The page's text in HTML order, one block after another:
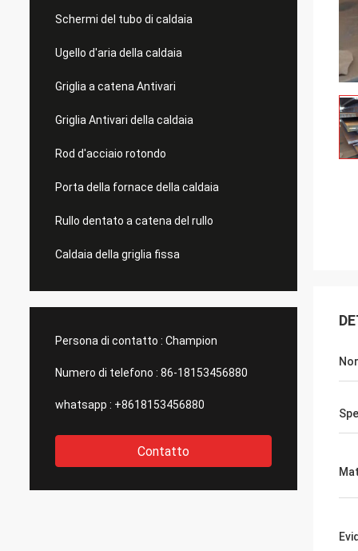
Schermi del tubo di caldaia
Ugello d'aria della caldaia
Griglia a catena Antivari
Griglia Antivari della caldaia
Rod d'acciaio rotondo
Porta della fornace della caldaia
Rullo dentato a catena del rullo
Caldaia della griglia fissa
Persona di contatto : Champion
Numero di telefono : 86-18153456880
whatsapp : +8618153456880
Contatto